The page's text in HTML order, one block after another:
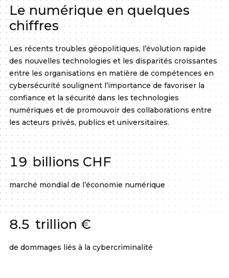
Le numérique en quelques
chiffres
Les récents troubles géopolitiques, l’évolution rapide
des nouvelles technologies et les disparités croissantes
entre les organisations en matière de compétences en
cybersécurité soulignent l’importance de favoriser la
confiance et la sécurité dans les technologies
numériques et de promouvoir des collaborations entre
les acteurs privés, publics et universitaires.
19 billions CHF
marché mondial de l’économie numérique
8.5 trillion €
de dommages liés à la cybercriminalité